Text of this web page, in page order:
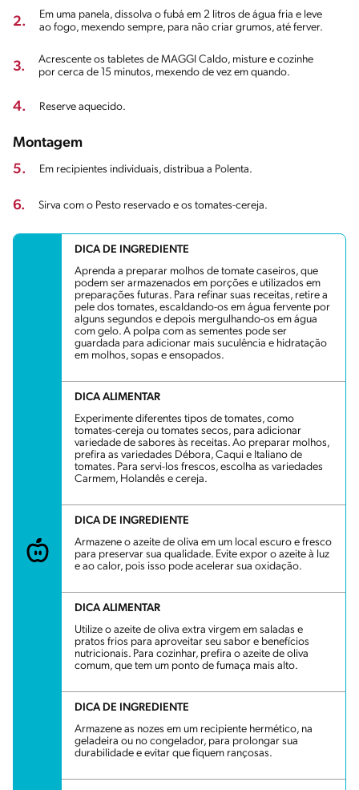
2.
Em uma panela, dissolva o fubá em 2 litros de água fria e leve
ao fogo, mexendo sempre, para não criar grumos, até ferver.
3.
Acrescente os tabletes de MAGGI Caldo, misture e cozinhe
por cerca de 15 minutos, mexendo de vez em quando.
4. Reserve aquecido.
Montagem
5.
Em recipientes individuais, distribua a Polenta.
6. Sirva com o Pesto reservado e os tomates-cereja.
DICA DE INGREDIENTE
Aprenda a preparar molhos de tomate caseiros, que
podem ser armazenados em porções e utilizados em
preparações futuras. Para refinar suas receitas, retire a
pele dos tomates, escaldando-os em água fervente por
alguns segundos e depois mergulhando-os em água
com gelo. A polpa com as sementes pode ser
guardada para adicionar mais suculência e hidratação
em molhos, sopas e ensopados.
DICA ALIMENTAR
Experimente diferentes tipos de tomates, como
tomates-cereja ou tomates secos, para adicionar
variedade de sabores às receitas. Ao preparar molhos,
prefira as variedades Débora, Caqui e Italiano de
tomates. Para servi-los frescos, escolha as variedades
Carmem, Holandês e cereja.
DICA DE INGREDIENTE
Armazene o azeite de oliva em um local escuro e fresco
para preservar sua qualidade. Evite expor o azeite à luz
e ao calor, pois isso pode acelerar sua oxidação.
DICA ALIMENTAR
Utilize o azeite de oliva extra virgem em saladas e
pratos frios para aproveitar seu sabor e benefícios
nutricionais. Para cozinhar, prefira o azeite de oliva
comum, que tem um ponto de fumaça mais alto.
DICA DE INGREDIENTE
Armazene as nozes em um recipiente hermético, na
geladeira ou no congelador, para prolongar sua
durabilidade e evitar que fiquem rançosas.